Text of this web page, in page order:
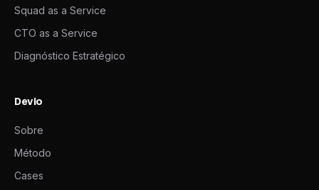
Squad as a Service
CTO as a Service
Diagnóstico Estratégico
Devio
Sobre
Método
Cases